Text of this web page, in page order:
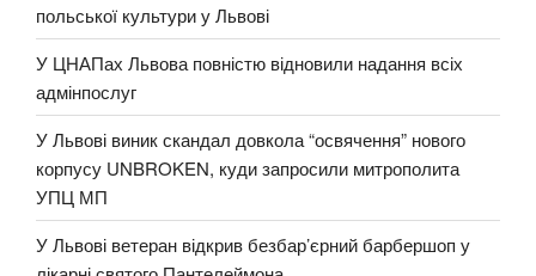
польської культури у Львові
У ЦНАПах Львова повністю відновили надання всіх
адмінпослуг
У Львові виник скандал довкола “освячення” нового
корпусу UNBROKEN, куди запросили митрополита
УПЦ МП
У Львові ветеран відкрив безбар’єрний барбершоп у